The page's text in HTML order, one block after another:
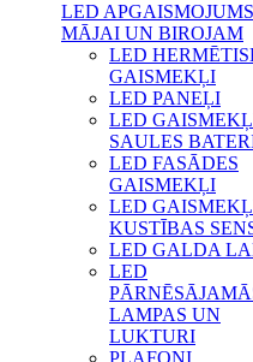
LED APGAISMOJUMS
MĀJAI UN BIROJAM
LED
GAISMEKĻI
LED PANEĻI
LED
SAULES
LED FASĀDES
GAISMEKĻI
LED
KUSTĪBAS
LED GALDA
LED
LAMPAS UN
LUKTURI
PLAFONI